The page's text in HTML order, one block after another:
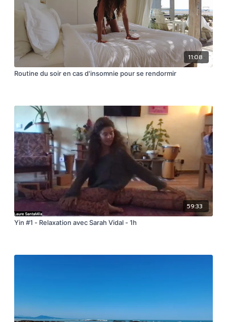
11:08
Routine du soir en cas d'insomnie pour se rendormir
59:33
Yin #1 - Relaxation avec Sarah Vidal - 1h